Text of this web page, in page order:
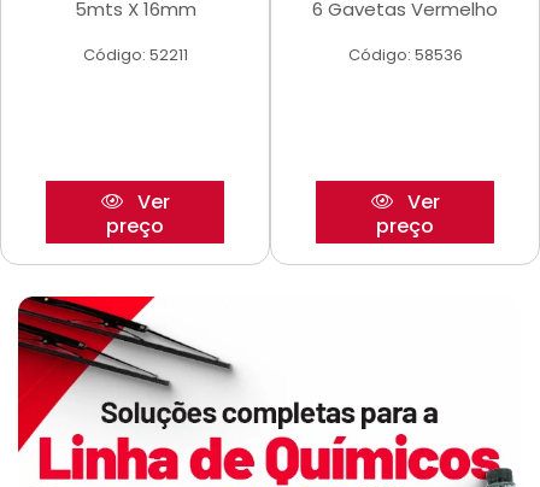
5mts X 16mm
Código: 52211
Ver
preço
6 Gavetas Vermelho
Código: 58536
Ver
preço